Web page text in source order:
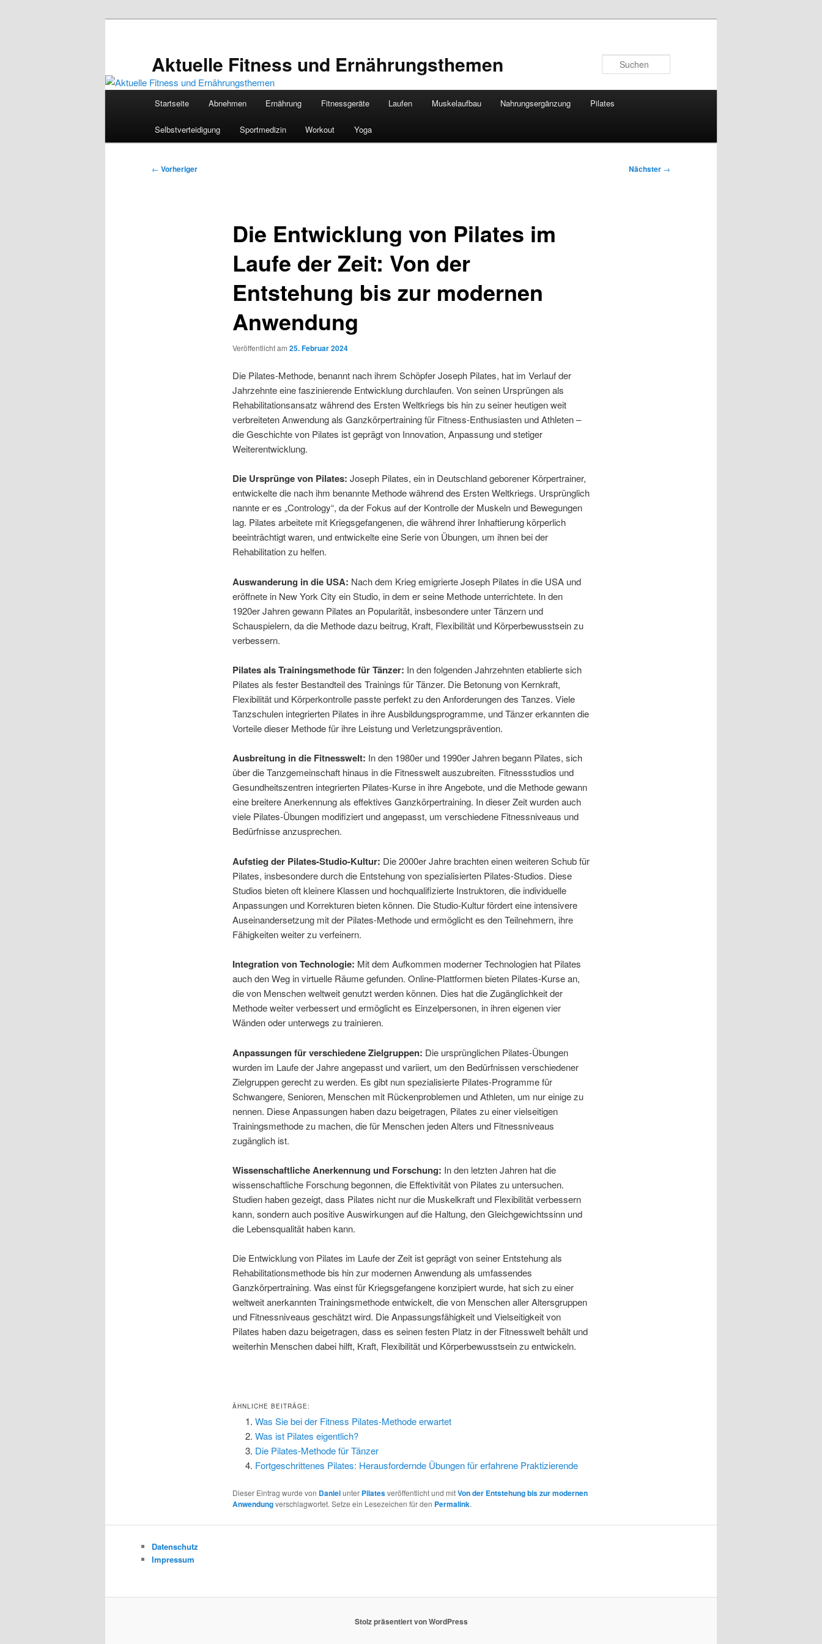
Aktuelle Fitness und Ernährungsthemen
Startseite Abnehmen Ernährung Fitnessgeräte Laufen Muskelaufbau Nahrungsergänzung Pilates
Selbstverteidigung Sportmedizin Workout Yoga
Beitragsnavigation
← Vorheriger Nächster →
Die Entwicklung von Pilates im
Laufe der Zeit: Von der
Entstehung bis zur modernen
Anwendung
Veröffentlicht am 25. Februar 2024
Die Pilates-Methode, benannt nach ihrem Schöpfer Joseph Pilates, hat im Verlauf der
Jahrzehnte eine faszinierende Entwicklung durchlaufen. Von seinen Ursprüngen als
Rehabilitationsansatz während des Ersten Weltkriegs bis hin zu seiner heutigen weit
verbreiteten Anwendung als Ganzkörpertraining für Fitness-Enthusiasten und Athleten –
die Geschichte von Pilates ist geprägt von Innovation, Anpassung und stetiger
Weiterentwicklung.
Die Ursprünge von Pilates: Joseph Pilates, ein in Deutschland geborener Körpertrainer,
entwickelte die nach ihm benannte Methode während des Ersten Weltkriegs. Ursprünglich
nannte er es „Contrology“, da der Fokus auf der Kontrolle der Muskeln und Bewegungen
lag. Pilates arbeitete mit Kriegsgefangenen, die während ihrer Inhaftierung körperlich
beeinträchtigt waren, und entwickelte eine Serie von Übungen, um ihnen bei der
Rehabilitation zu helfen.
Auswanderung in die USA: Nach dem Krieg emigrierte Joseph Pilates in die USA und
eröffnete in New York City ein Studio, in dem er seine Methode unterrichtete. In den
1920er Jahren gewann Pilates an Popularität, insbesondere unter Tänzern und
Schauspielern, da die Methode dazu beitrug, Kraft, Flexibilität und Körperbewusstsein zu
verbessern.
Pilates als Trainingsmethode für Tänzer: In den folgenden Jahrzehnten etablierte sich
Pilates als fester Bestandteil des Trainings für Tänzer. Die Betonung von Kernkraft,
Flexibilität und Körperkontrolle passte perfekt zu den Anforderungen des Tanzes. Viele
Tanzschulen integrierten Pilates in ihre Ausbildungsprogramme, und Tänzer erkannten die
Vorteile dieser Methode für ihre Leistung und Verletzungsprävention.
Ausbreitung in die Fitnesswelt: In den 1980er und 1990er Jahren begann Pilates, sich
über die Tanzgemeinschaft hinaus in die Fitnesswelt auszubreiten. Fitnessstudios und
Gesundheitszentren integrierten Pilates-Kurse in ihre Angebote, und die Methode gewann
eine breitere Anerkennung als effektives Ganzkörpertraining. In dieser Zeit wurden auch
viele Pilates-Übungen modifiziert und angepasst, um verschiedene Fitnessniveaus und
Bedürfnisse anzusprechen.
Aufstieg der Pilates-Studio-Kultur: Die 2000er Jahre brachten einen weiteren Schub für
Pilates, insbesondere durch die Entstehung von spezialisierten Pilates-Studios. Diese
Studios bieten oft kleinere Klassen und hochqualifizierte Instruktoren, die individuelle
Anpassungen und Korrekturen bieten können. Die Studio-Kultur fördert eine intensivere
Auseinandersetzung mit der Pilates-Methode und ermöglicht es den Teilnehmern, ihre
Fähigkeiten weiter zu verfeinern.
Integration von Technologie: Mit dem Aufkommen moderner Technologien hat Pilates
auch den Weg in virtuelle Räume gefunden. Online-Plattformen bieten Pilates-Kurse an,
die von Menschen weltweit genutzt werden können. Dies hat die Zugänglichkeit der
Methode weiter verbessert und ermöglicht es Einzelpersonen, in ihren eigenen vier
Wänden oder unterwegs zu trainieren.
Anpassungen für verschiedene Zielgruppen: Die ursprünglichen Pilates-Übungen
wurden im Laufe der Jahre angepasst und variiert, um den Bedürfnissen verschiedener
Zielgruppen gerecht zu werden. Es gibt nun spezialisierte Pilates-Programme für
Schwangere, Senioren, Menschen mit Rückenproblemen und Athleten, um nur einige zu
nennen. Diese Anpassungen haben dazu beigetragen, Pilates zu einer vielseitigen
Trainingsmethode zu machen, die für Menschen jeden Alters und Fitnessniveaus
zugänglich ist.
Wissenschaftliche Anerkennung und Forschung: In den letzten Jahren hat die
wissenschaftliche Forschung begonnen, die Effektivität von Pilates zu untersuchen.
Studien haben gezeigt, dass Pilates nicht nur die Muskelkraft und Flexibilität verbessern
kann, sondern auch positive Auswirkungen auf die Haltung, den Gleichgewichtssinn und
die Lebensqualität haben kann.
Die Entwicklung von Pilates im Laufe der Zeit ist geprägt von seiner Entstehung als
Rehabilitationsmethode bis hin zur modernen Anwendung als umfassendes
Ganzkörpertraining. Was einst für Kriegsgefangene konzipiert wurde, hat sich zu einer
weltweit anerkannten Trainingsmethode entwickelt, die von Menschen aller Altersgruppen
und Fitnessniveaus geschätzt wird. Die Anpassungsfähigkeit und Vielseitigkeit von
Pilates haben dazu beigetragen, dass es seinen festen Platz in der Fitnesswelt behält und
weiterhin Menschen dabei hilft, Kraft, Flexibilität und Körperbewusstsein zu entwickeln.
ÄHNLICHE BEITRÄGE:
Was Sie bei der Fitness Pilates-Methode erwartet
Was ist Pilates eigentlich?
Die Pilates-Methode für Tänzer
Fortgeschrittenes Pilates: Herausfordernde Übungen für erfahrene Praktizierende
Dieser Eintrag wurde von Danielunter Pilatesveröffentlicht und mitVon der Entstehung bis zur modernen
Anwendungverschlagwortet. Setze ein Lesezeichen für den Permalink.
Datenschutz
Impressum
Stolz präsentiert von WordPress